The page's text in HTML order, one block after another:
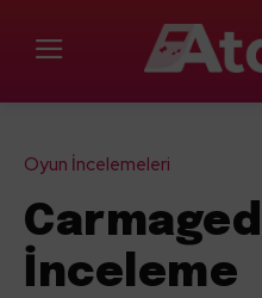
Oyun İncelemeleri
İnceleme